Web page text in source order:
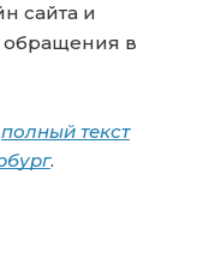
сайта и
в
полный текст
.